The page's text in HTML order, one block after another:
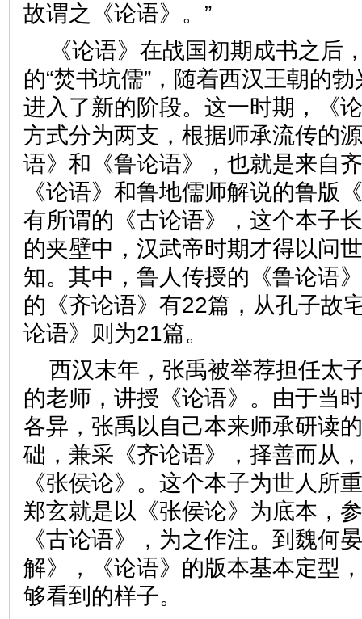
故谓之《论语》。”
《论语》在战国初期成书之后
的“焚书坑儒”，随着西汉王朝的
进入了新的阶段。这一时期，《
方式分为两支，根据师承流传的
语》和《鲁论语》，也就是来自
《论语》和鲁地儒师解说的鲁版
有所谓的《古论语》，这个本子
的夹壁中，汉武帝时期才得以问
知。其中，鲁人传授的《鲁论语
的《齐论语》有22篇，从孔子故
论语》则为21篇。
西汉末年，张禹被举荐担任太
的老师，讲授《论语》。由于当
各异，张禹以自己本来师承研读
础，兼采《齐论语》，择善而从
《张侯论》。这个本子为世人所
郑玄就是以《张侯论》为底本，
《古论语》，为之作注。到魏何
解》，《论语》的版本基本定型
够看到的样子。